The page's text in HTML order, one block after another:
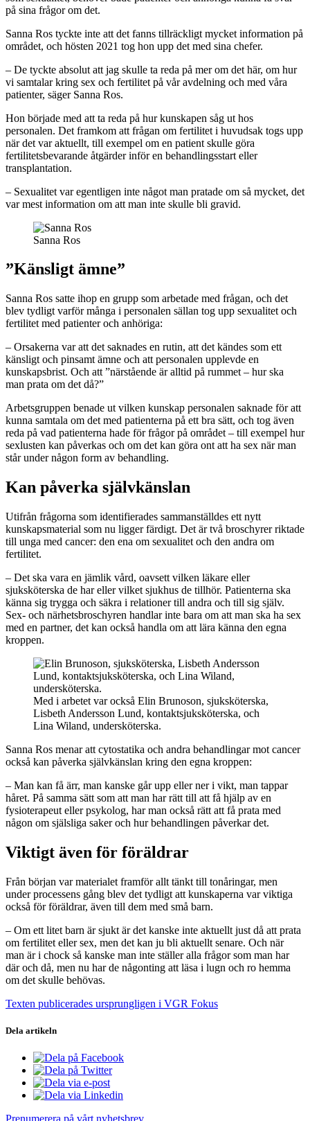
på sina frågor om det.
Sanna Ros tyckte inte att det fanns tillräckligt mycket information på
området, och hösten 2021 tog hon upp det med sina chefer.
– De tyckte absolut att jag skulle ta reda på mer om det här, om hur
vi samtalar kring sex och fertilitet på vår avdelning och med våra
patienter, säger Sanna Ros.
Hon började med att ta reda på hur kunskapen såg ut hos
personalen. Det framkom att frågan om fertilitet i huvudsak togs upp
när det var aktuellt, till exempel om en patient skulle göra
fertilitetsbevarande åtgärder inför en behandlingsstart eller
transplantation.
– Sexualitet var egentligen inte något man pratade om så mycket, det
var mest information om att man inte skulle bli gravid.
Sanna Ros
”Känsligt ämne”
Sanna Ros satte ihop en grupp som arbetade med frågan, och det
blev tydligt varför många i personalen sällan tog upp sexualitet och
fertilitet med patienter och anhöriga:
– Orsakerna var att det saknades en rutin, att det kändes som ett
känsligt och pinsamt ämne och att personalen upplevde en
kunskapsbrist. Och att ”närstående är alltid på rummet – hur ska
man prata om det då?”
Arbetsgruppen benade ut vilken kunskap personalen saknade för att
kunna samtala om det med patienterna på ett bra sätt, och tog även
reda på vad patienterna hade för frågor på området – till exempel hur
sexlusten kan påverkas och om det kan göra ont att ha sex när man
står under någon form av behandling.
Kan påverka självkänslan
Utifrån frågorna som identifierades sammanställdes ett nytt
kunskapsmaterial som nu ligger färdigt. Det är två broschyrer riktade
till unga med cancer: den ena om sexualitet och den andra om
fertilitet.
– Det ska vara en jämlik vård, oavsett vilken läkare eller
sjuksköterska de har eller vilket sjukhus de tillhör. Patienterna ska
känna sig trygga och säkra i relationer till andra och till sig själv.
Sex- och närhetsbroschyren handlar inte bara om att man ska ha sex
med en partner, det kan också handla om att lära känna den egna
kroppen.
Med i arbetet var också Elin Brunoson, sjuksköterska,
Lisbeth Andersson Lund, kontaktsjuksköterska, och
Lina Wiland, undersköterska.
Sanna Ros menar att cytostatika och andra behandlingar mot cancer
också kan påverka självkänslan kring den egna kroppen:
– Man kan få ärr, man kanske går upp eller ner i vikt, man tappar
håret. På samma sätt som att man har rätt till att få hjälp av en
fysioterapeut eller psykolog, har man också rätt att få prata med
någon om själsliga saker och hur behandlingen påverkar det.
Viktigt även för föräldrar
Från början var materialet framför allt tänkt till tonåringar, men
under processens gång blev det tydligt att kunskaperna var viktiga
också för föräldrar, även till dem med små barn.
– Om ett litet barn är sjukt är det kanske inte aktuellt just då att prata
om fertilitet eller sex, men det kan ju bli aktuellt senare. Och när
man är i chock så kanske man inte ställer alla frågor som man har
där och då, men nu har de någonting att läsa i lugn och ro hemma
om det skulle behövas.
Texten publicerades ursprungligen i VGR Fokus
Dela artikeln